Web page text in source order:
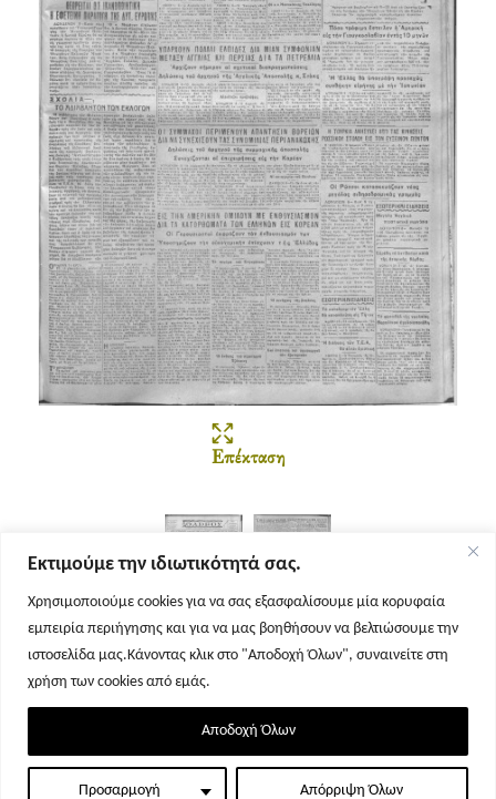
Εκτιμούμε την ιδιωτικότητά σας.
Χρησιμοποιούμε cookies για να σας εξασφαλίσουμε μία κορυφαία
εμπειρία περιήγησης και για να μας βοηθήσουν να βελτιώσουμε την
ιστοσελίδα μας.Κάνοντας κλικ στο "Αποδοχή Όλων", συναινείτε στη
χρήση των cookies από εμάς.
Προσαρμογή Απόρριψη Όλων
Αποδοχή Όλων
Επέκταση
Σελίδα 1 Σελίδα 2